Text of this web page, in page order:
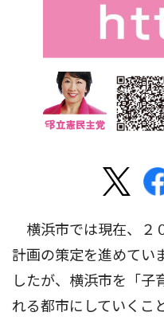
横浜市では現在、２
計画の策定を進めてい
したが、横浜市を「子
れる都市にしていくこ